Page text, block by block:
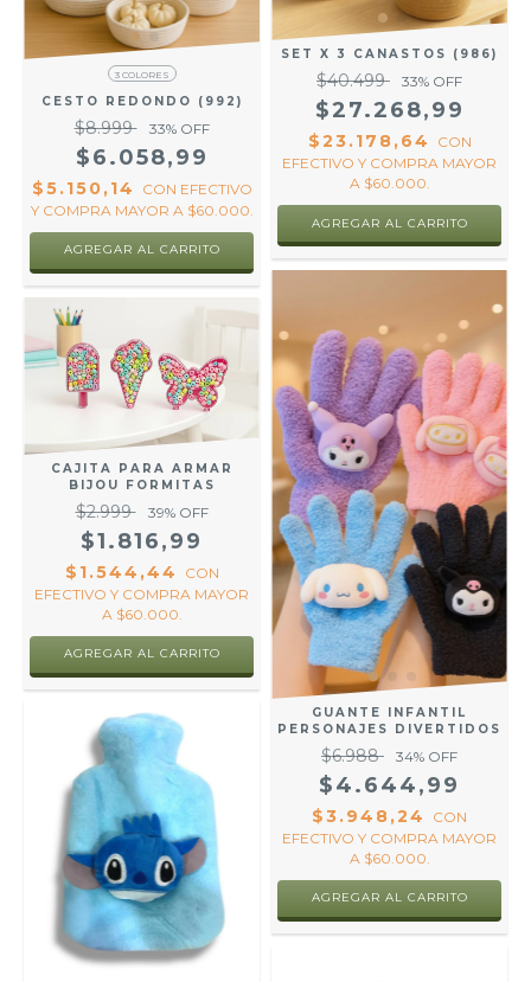
3 COLORES
CESTO REDONDO (992)
$8.999 33% OFF
$6.058,99
$5.150,14 CON EFECTIVO
Y COMPRA MAYOR A $60.000.
AGREGAR AL CARRITO
SET X 3 CANASTOS (986)
$40.499 33% OFF
$27.268,99
$23.178,64
CON
EFECTIVO Y COMPRA MAYOR
A $60.000.
CAJITA PARA ARMAR
BIJOU FORMITAS
$2.999 39% OFF
$1.816,99
$1.544,44
CON
EFECTIVO Y COMPRA MAYOR
A $60.000.
AGREGAR AL CARRITO
GUANTE INFANTIL
PERSONAJES DIVERTIDOS
$6.988 34% OFF
$4.644,99
$3.948,24
CON
EFECTIVO Y COMPRA MAYOR
A $60.000.
AGREGAR AL CARRITO